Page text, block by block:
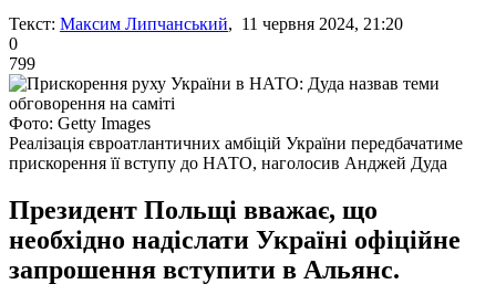
Текст: Максим Липчанський, 11 червня 2024, 21:20
0
799
Фото: Getty Images
Реалізація євроатлантичних амбіцій України передбачатиме
прискорення її вступу до НАТО, наголосив Анджей Дуда
Президент Польщі вважає, що
необхідно надіслати Україні офіційне
запрошення вступити в Альянс.